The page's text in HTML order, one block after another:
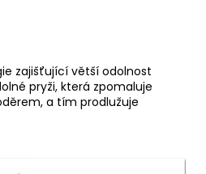
zajišťující větší odolnost
pryži, která zpomaluje
a tím prodlužuje